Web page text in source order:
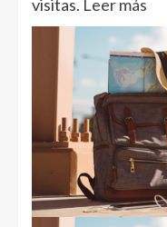
visitas. Leer más